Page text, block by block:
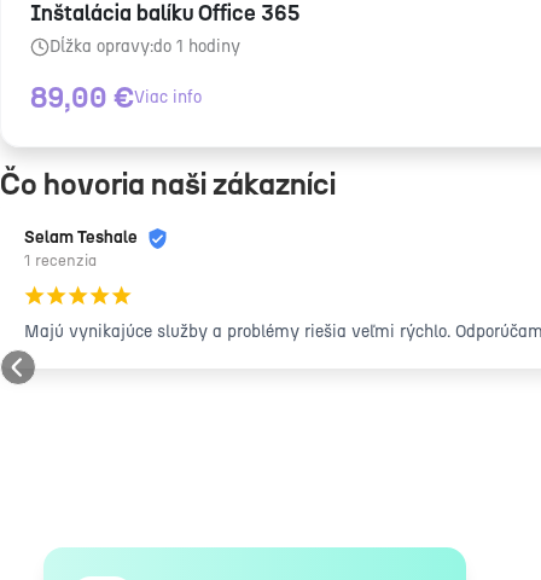
Inštalácia balíku Office 365
Dĺžka opravy:do 1 hodiny
89,00 €Viac info
Čo hovoria naši zákazníci
Selam Teshale
1 recenzia
¡¡¡¡¡
Majú vynikajúce služby a problémy riešia veľmi rýchlo.